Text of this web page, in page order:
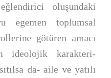
oluşundaki
egemen toplumsal
götüren amacı
ideolojik karakteri-
da- aile ve yatılı